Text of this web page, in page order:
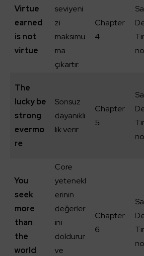
Virtue
earned
is not
virtue
seviyeni
zi
maksimu
ma
çıkartır.
Chapter
4
The
lucky be
strong
evermo
re
Sonsuz
dayanıklı
lık verir.
Chapter
5
You
seek
more
than
the
world
Core
yetenekl
erinin
değerler
ini
doldurur
ve
Chapter
6